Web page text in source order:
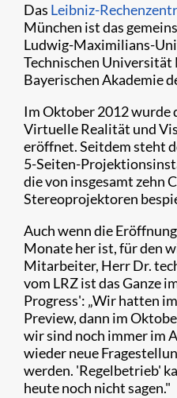
Das Leibniz-
München ist das
Ludwig-Maximilians-
Technischen Universität
Bayerischen Akademie
Im Oktober 2012 wurde
Virtuelle Realität und
eröffnet. Seitdem steht
5-Seiten-
die von insgesamt zehn
Stereoprojektoren
Auch wenn die
Monate her ist, für den
Mitarbeiter, Herr Dr.
vom LRZ ist das Ganze
Progress': „Wir hatten
Preview, dann im
wir sind noch immer im
wieder neue
werden. 'Regelbetrieb'
heute noch nicht sagen."